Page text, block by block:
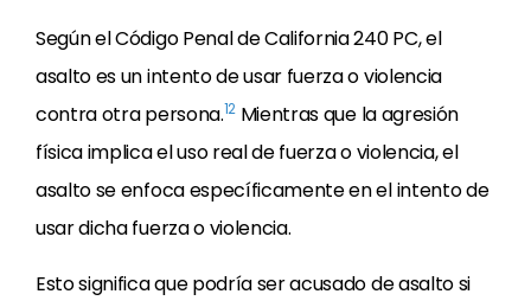
Según el Código Penal de California 240 PC, el
asalto es un intento de usar fuerza o violencia
contra otra persona.12Mientras que la agresión
física implica el uso real de fuerza o violencia, el
asalto se enfoca específicamente en el intento de
usar dicha fuerza o violencia.
Esto significa que podría ser acusado de asalto si